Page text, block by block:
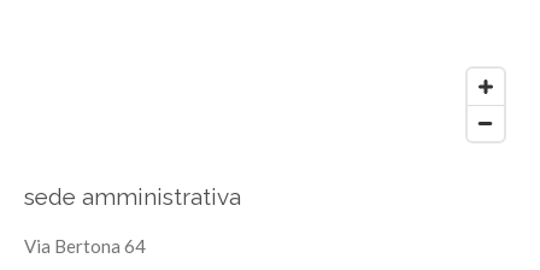
sede amministrativa
Via Bertona 64